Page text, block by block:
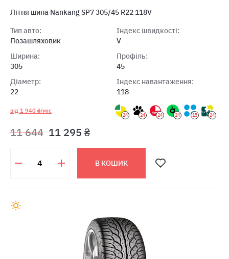
Літня шина Nankang SP7 305/45 R22 118V
Тип авто:
Позашляховик
Ширина:
305
Діаметр:
22
Індекс швидкості:
V
Профіль:
45
Індекс навантаження:
118
від 1 940 ₴/міс
24 24 24 24 15 24
11 644 11 295 ₴
В КОШИК